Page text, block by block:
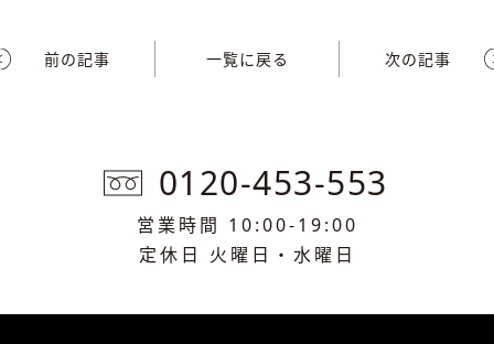
前の記事 一覧に戻る 次の記事
0120-453-553
営業時間 10:00-19:00
定休日 火曜日・水曜日